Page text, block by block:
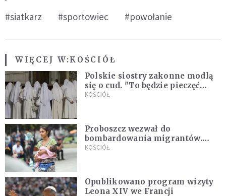
#siatkarz #sportowiec #powołanie
WIĘCEJ W:KOŚCIÓŁ
Polskie siostry zakonne modlą
się o cud. "To będzie pieczęć
Pana Boga dla naszej wiary"
KOŚCIÓŁ
Proboszcz wezwał do
bombardowania migrantów.
"Masowy ogień przeciwko
KOŚCIÓŁ
Opublikowano program wizyty
Leona XIV we Francji